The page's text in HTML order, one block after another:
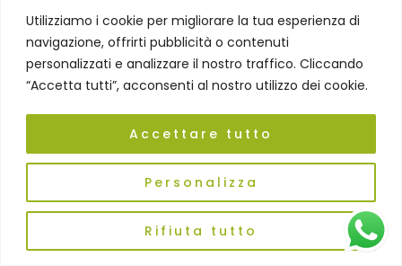
Utilizziamo i cookie per migliorare la tua esperienza di
navigazione, offrirti pubblicità o contenuti
personalizzati e analizzare il nostro traffico. Cliccando
“Accetta tutti”, acconsenti al nostro utilizzo dei cookie.
Personalizza
Rifiuta tutto
Accettare tutto
Link rapidi
Regolamento
2023 © RESIDENZE DOLOMITICHE DI ANNA
STUFFO | P.Iva 01268960257 | Powered by
Pixel
Studio Creativo